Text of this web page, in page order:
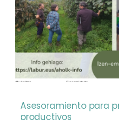
Asesoramiento para
productivos